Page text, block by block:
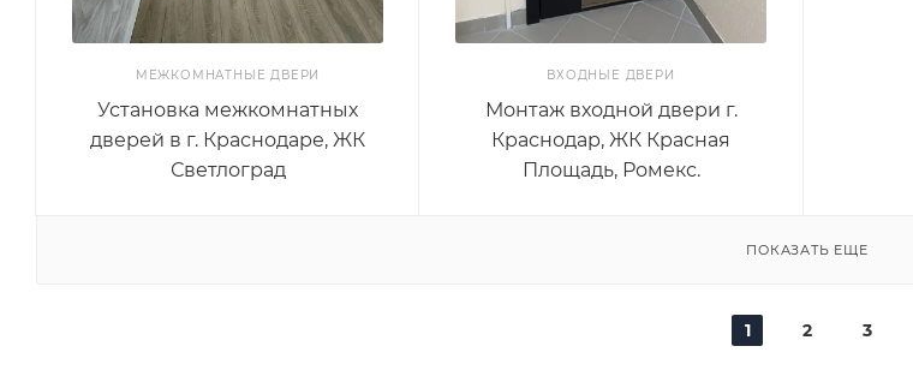
МЕЖКОМНАТНЫЕ ДВЕРИ
Установка межкомнатных
дверей в г. Краснодаре, ЖК
Светлоград
ВХОДНЫЕ ДВЕРИ
Монтаж входной двери г.
Краснодар, ЖК Красная
Площадь, Ромекс.
ПОКАЗАТЬ ЕЩЕ
1 2 3